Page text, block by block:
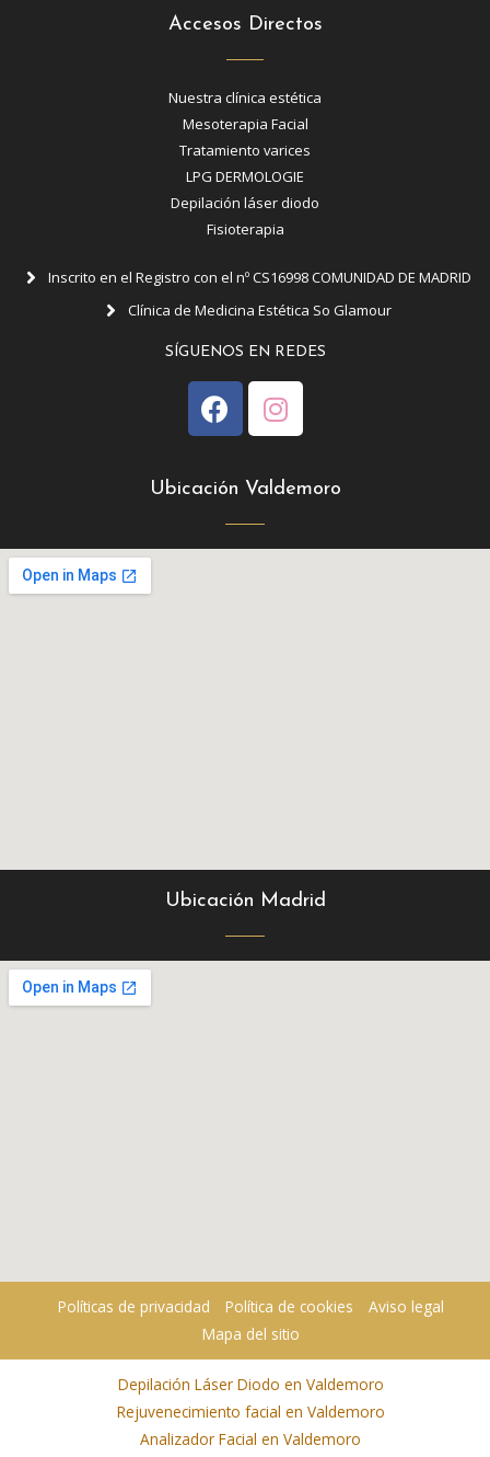
Accesos Directos
Nuestra clínica estética
Mesoterapia Facial
Tratamiento varices
LPG DERMOLOGIE
Depilación láser diodo
Fisioterapia
Inscrito en el Registro con el nº CS16998 COMUNIDAD DE MADRID
Clínica de Medicina Estética So Glamour
SÍGUENOS EN REDES
Ubicación Valdemoro
Ubicación Madrid
Políticas de privacidad Política de cookies
Aviso legal
Mapa del sitio
Depilación Láser Diodo en Valdemoro
Rejuvenecimiento facial en Valdemoro
Analizador Facial en Valdemoro